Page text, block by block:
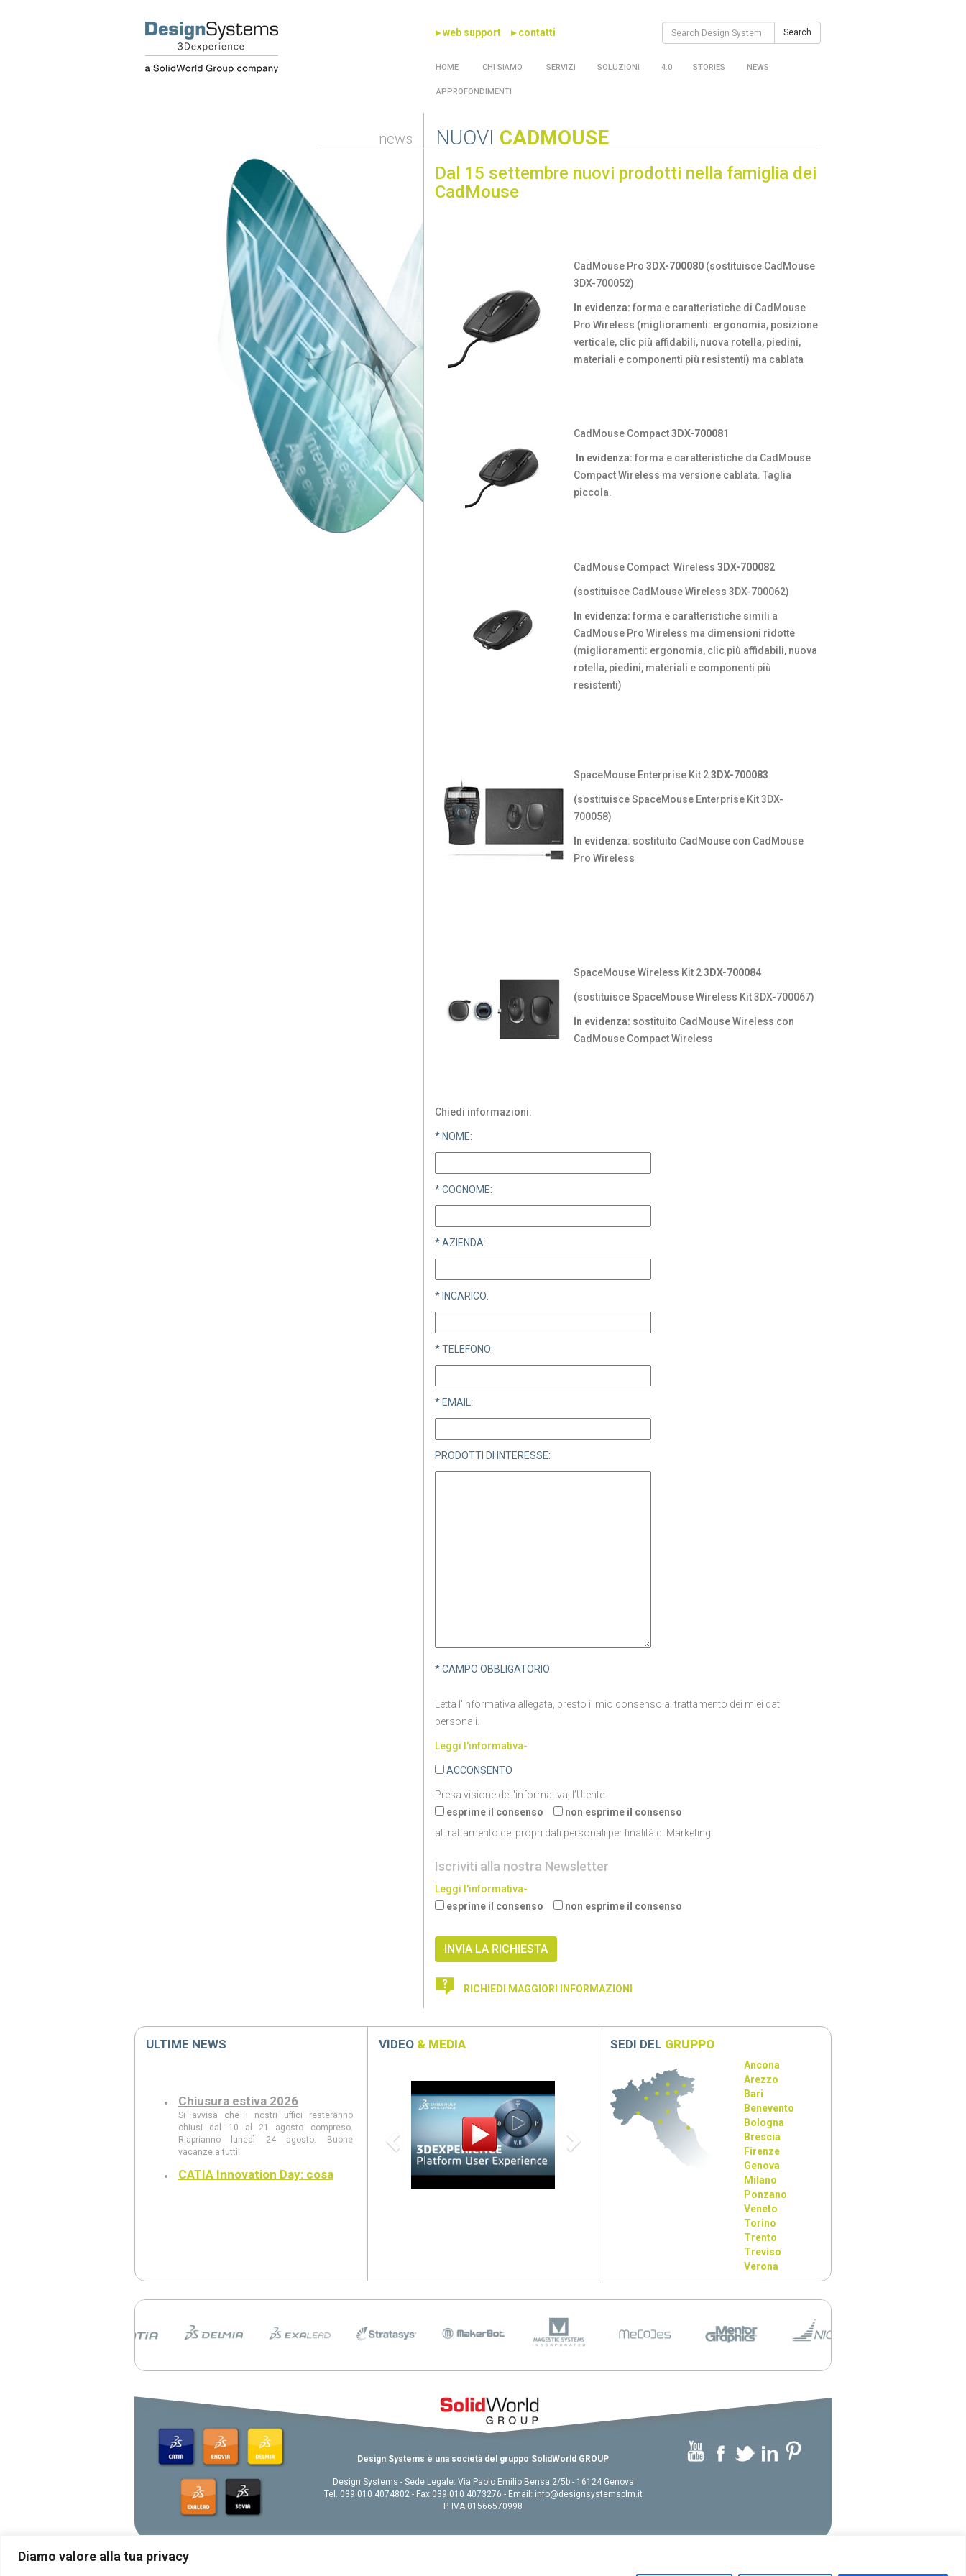
Diamo valore alla tua privacy
▸ web support ▸ contatti
Search
for:
Search
HOME CHI SIAMO SERVIZI SOLUZIONI 4.0 STORIES NEWS
APPROFONDIMENTI
news NUOVI CADMOUSE
Dal 15 settembre nuovi prodotti nella famiglia dei
CadMouse
CadMouse Pro3DX-700080 (sostituisce CadMouse
3DX-700052)
In evidenza: forma e caratteristiche di CadMouse
Pro Wireless (miglioramenti: ergonomia, posizione
verticale, clic più affidabili, nuova rotella, piedini,
materiali e componenti più resistenti) ma cablata
CadMouse Compact3DX-700081
In evidenza: forma e caratteristiche da CadMouse
Compact Wireless ma versione cablata. Taglia
piccola.
CadMouse Compact Wireless3DX-700082
(sostituisce CadMouse Wireless 3DX-700062)
In evidenza: forma e caratteristiche simili a
CadMouse Pro Wireless ma dimensioni ridotte
(miglioramenti: ergonomia, clic più affidabili, nuova
rotella, piedini, materiali e componenti più
resistenti)
SpaceMouse Enterprise Kit 23DX-700083
(sostituisce SpaceMouse Enterprise Kit 3DX-
700058)
In evidenza: sostituito CadMouse con CadMouse
Pro Wireless
SpaceMouse Wireless Kit 23DX-700084
(sostituisce SpaceMouse Wireless Kit 3DX-700067)
In evidenza: sostituito CadMouse Wireless con
CadMouse Compact Wireless
Chiedi informazioni:
* NOME:
* COGNOME:
* AZIENDA:
* INCARICO:
* TELEFONO:
* EMAIL:
PRODOTTI DI INTERESSE:
* CAMPO OBBLIGATORIO
Letta l'informativa allegata, presto il mio consenso al trattamento dei miei dati
personali.
Leggi l'informativa-
ACCONSENTO
Presa visione dell'informativa, l’Utente
esprime il consenso
non esprime il consenso
al trattamento dei propri dati personali per finalità di Marketing.
Iscriviti alla nostra Newsletter
Leggi l'informativa-
esprime il consenso
non esprime il consenso
RICHIEDI MAGGIORI INFORMAZIONI
ULTIME NEWS
Si avvisa che i nostri uffici resteranno
chiusi dal 10 al 21 agosto compreso.
Riaprianno lunedì 24 agosto. Buone
vacanze a tutti!
CATIA Innovation Day: cosa
abbiamo visto
AI, 3DEXPERIENCE e MBSE stanno
prodotto. Demo live, innovazione e casi
concreti in un’unica giornata.
scopri le differenze tra CATIA R2026 e
Dassault Systèmes, Apple e
NVIDIA: una partnership
strategica
La collaborazione tra Dassault Systèmes,
Apple e NVIDIA rivoluziona la progettazione
con AI e tecnologie immersive.
VIDEO & MEDIA
Previous
SEDI DEL GRUPPO
Ancona
Arezzo
Bari
Benevento
Bologna
Brescia
Firenze
Genova
Milano
Ponzano
Veneto
Torino
Trento
Treviso
Verona
Design Systems è una società del gruppo SolidWorld GROUP
Design Systems - Sede Legale: Via Paolo Emilio Bensa 2/5b - 16124 Genova
Tel. 039 010 4074802 - Fax 039 010 4073276 - Email: info@designsystemsplm.it
P. IVA 01566570998